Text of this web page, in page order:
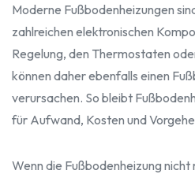
Moderne Fußbodenheizungen
zahlreichen elektronischen
Regelung, den Thermostaten
können daher ebenfalls einen
verursachen. So bleibt
für Aufwand, Kosten und
Wenn die Fußbodenheizung